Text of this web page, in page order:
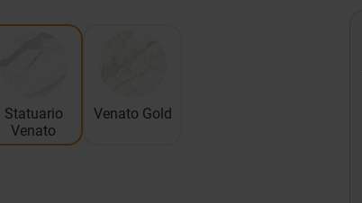
Statuario
Venato
Venato Gold